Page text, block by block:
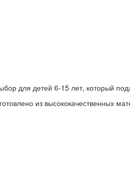
для детей 6-15 лет, который
из высококачественных